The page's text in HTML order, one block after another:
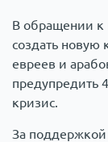
В обращении к
создать
евреев и
предупредить
кризис.
За